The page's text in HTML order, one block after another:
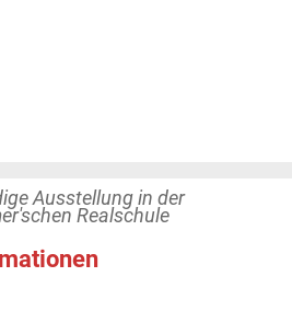
Ausstellung in der
Realschule